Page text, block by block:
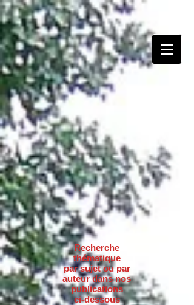
Recherche
thématique
par sujet ou par
auteur dans nos
publications
ci-dessous